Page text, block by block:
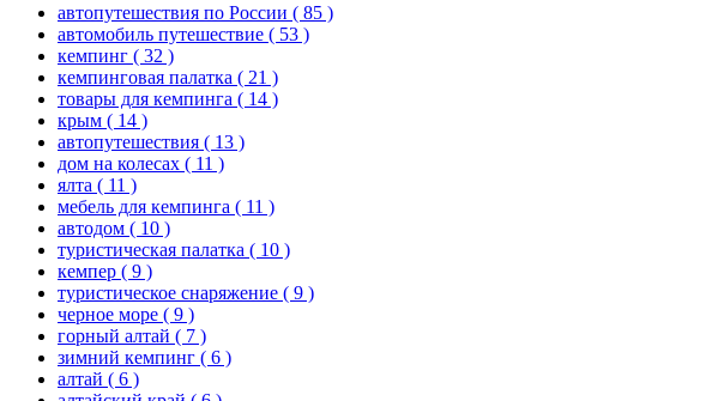
автопутешествия по России ( 85 )
автомобиль путешествие ( 53 )
кемпинг ( 32 )
кемпинговая палатка ( 21 )
товары для кемпинга ( 14 )
крым ( 14 )
автопутешествия ( 13 )
дом на колесах ( 11 )
ялта ( 11 )
мебель для кемпинга ( 11 )
автодом ( 10 )
туристическая палатка ( 10 )
кемпер ( 9 )
туристическое снаряжение ( 9 )
черное море ( 9 )
горный алтай ( 7 )
зимний кемпинг ( 6 )
алтай ( 6 )